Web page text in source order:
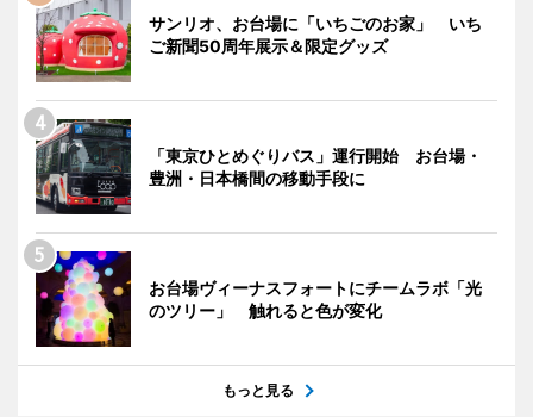
サンリオ、お台場に「いちごのお家」 いち
ご新聞50周年展示＆限定グッズ
「東京ひとめぐりバス」運行開始 お台場・
豊洲・日本橋間の移動手段に
お台場ヴィーナスフォートにチームラボ「光
のツリー」 触れると色が変化
もっと見る